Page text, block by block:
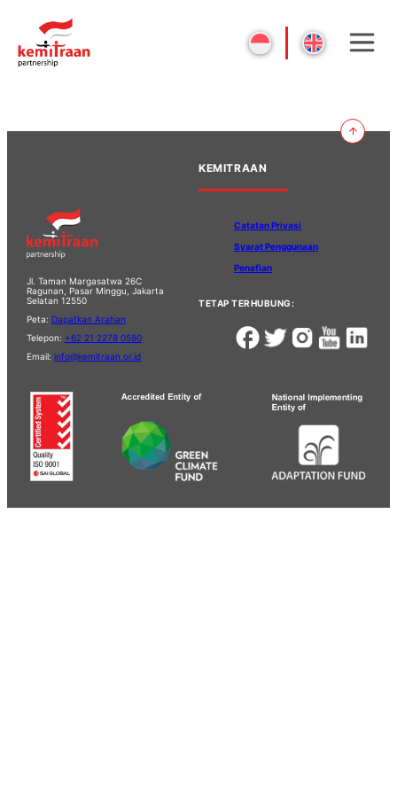
Jl. Taman Margasatwa 26C
Ragunan, Pasar Minggu, Jakarta
Selatan 12550
Peta: Dapatkan Arahan
Telepon: +62 21 2278 0580
Email: info@kemitraan.or.id
KEMITRAAN
Catatan Privasi
Syarat Penggunaan
Penafian
TETAP TERHUBUNG: